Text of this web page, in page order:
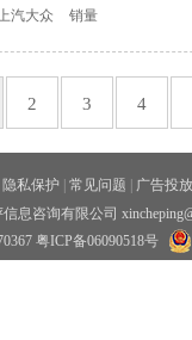
汽大众 销量
2 3 4
隐私保护 常见问题
广告投放
息咨询有限公司
粤ICP备06090518号